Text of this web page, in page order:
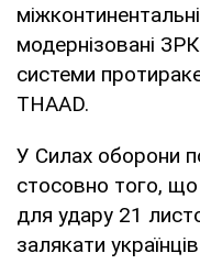
модернізовані
системи
THAAD.
У Силах оборони
стосовно того,
для удару 21
залякати